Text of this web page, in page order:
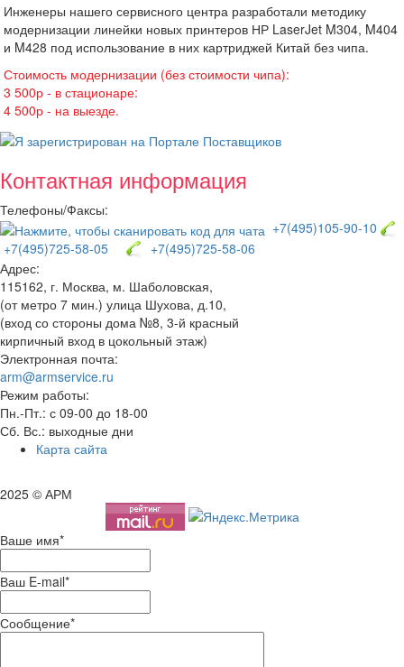
Инженеры нашего сервисного центра разработали методику
модернизации линейки новых принтеров НР LaserJet M304, M404
и M428 под использование в них картриджей Китай без чипа.
Стоимость модернизации (без стоимости чипа):
3 500р - в стационаре:
4 500р - на выезде.
Контактная информация
Телефоны/Факсы:
+7(495)105-90-10
+7(495)725-58-05
+7(495)725-58-06
Адрес:
115162, г. Москва, м. Шаболовская,
(от метро 7 мин.) улица Шухова, д.10,
(вход со стороны дома №8, 3-й красный
кирпичный вход в цокольный этаж)
Электронная почта:
arm@armservice.ru
Режим работы:
Пн.-Пт.: с 09-00 до 18-00
Сб. Вс.: выходные дни
Карта сайта
2025 © АРМ
Ваше имя*
Ваш E-mail*
Сообщение*